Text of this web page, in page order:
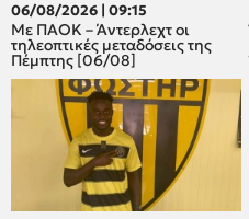
06/08/2026 | 09:15
Με ΠΑΟΚ – Άντερλεχτ οι
τηλεοπτικές μεταδόσεις της
Πέμπτης [06/08]